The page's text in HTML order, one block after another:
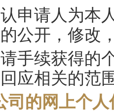
申请人为本
公开，修改
手续获得的
应相关的范
司的网上个人